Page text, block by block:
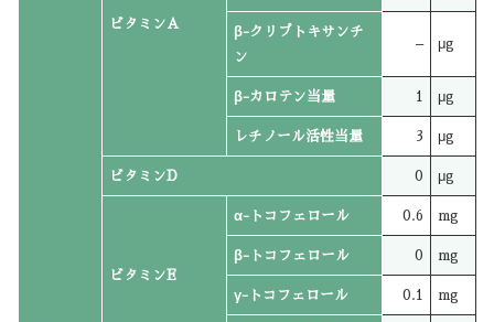
ビタミンA
β-クリプトキサンチ
ン
– μg
β-カロテン当量 1 μg
レチノール活性当量 3 μg
ビタミンD 0 μg
ビタミンE
α-トコフェロール 0.6 mg
β-トコフェロール 0 mg
γ-トコフェロール 0.1 mg